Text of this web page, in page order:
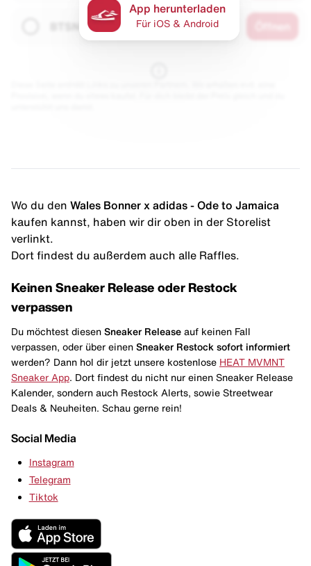
App herunterladen
Für iOS & Android
Wo du den Wales Bonner x adidas - Ode to Jamaica
kaufen kannst, haben wir dir oben in der Storelist
verlinkt.
Dort findest du außerdem auch alle Raffles.
Keinen Sneaker Release oder Restock
verpassen
Du möchtest diesen Sneaker Release auf keinen Fall
verpassen, oder über einen Sneaker Restock sofort informiert
werden? Dann hol dir jetzt unsere kostenlose HEAT MVMNT
Sneaker App . Dort findest du nicht nur einen Sneaker Release
Kalender, sondern auch Restock Alerts, sowie Streetwear
Deals & Neuheiten. Schau gerne rein!
Social Media
Instagram
Telegram
Tiktok